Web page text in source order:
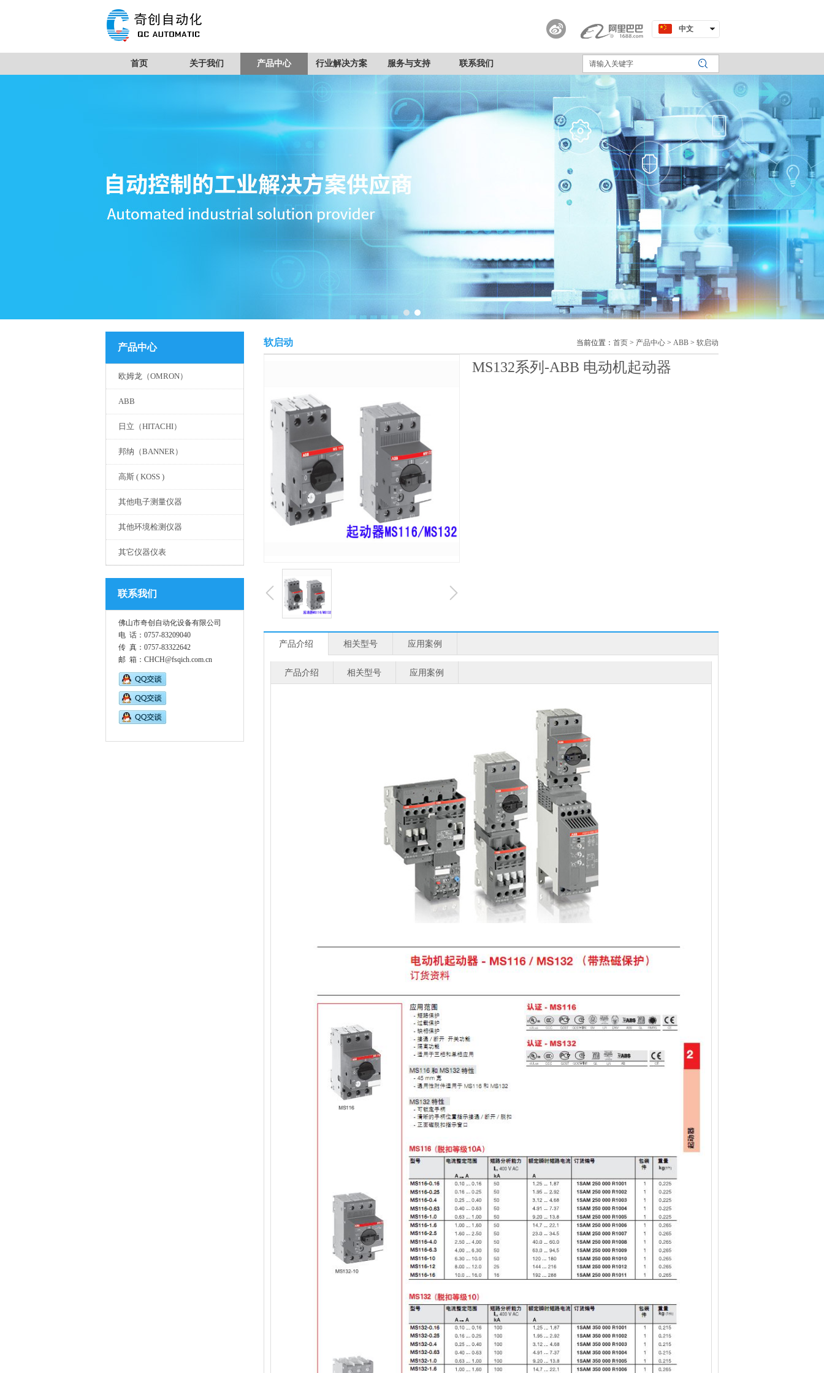
中文
首页 关于我们 产品中心 行业解决方案 服务与支持 联系我们
1 2
产品中心
欧姆龙（OMRON）
ABB
日立（HITACHI）
邦纳（BANNER）
高斯 ( KOSS )
其他电子测量仪器
其他环境检测仪器
其它仪器仪表
联系我们
佛山市奇创自动化设备有限公司
电 话：0757-83209040
传 真：0757-83322642
邮 箱：CHCH@fsqich.com.cn
软启动 当前位置： 首页 > 产品中心 > ABB > 软启动
MS132系列-ABB 电动机起动器
产品介绍 相关型号 应用案例
产品介绍 相关型号 应用案例